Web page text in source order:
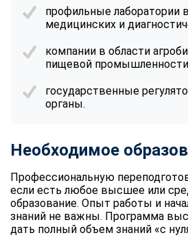
профильные лаборатории
медицинских и
компании в области
пищевой
государственные
органы.
Необходимое
Профессиональную
если есть любое высшее или
образование. Опыт работы и
знаний не важны. Программа
дать полный объем знаний «с
online
Мессенджеры
Свяжитесь с нами через любой
Telegram
Max